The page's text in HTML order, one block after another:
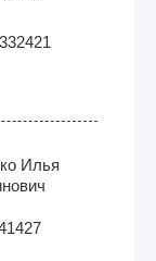
Илья